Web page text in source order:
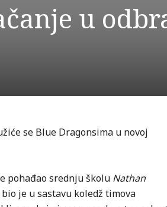
u
se Blue Dragonsima u novoj
pohađao srednju školu Nathan
je u sastavu koledž timova